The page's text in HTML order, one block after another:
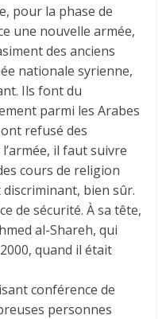
pour la phase de
une nouvelle armée,
des anciens
nationale syrienne,
Ils font du
parmi les Arabes
refusé des
il faut suivre
cours de religion
bien sûr.
de sécurité. À sa tête,
al-Shareh, qui
quand il était
conférence de
personnes